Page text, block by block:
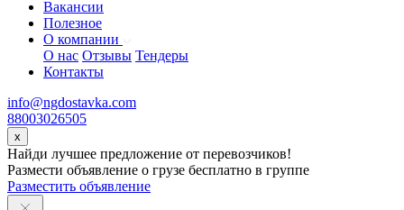
Вакансии
Полезное
О компании
О нас Отзывы Тендеры
Контакты
info@ngdostavka.com
88003026505
x
Найди лучшее предложение от перевозчиков!
Размести объявление о грузе бесплатно в группе
Разместить объявление